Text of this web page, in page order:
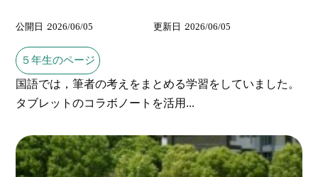
公開日 2026/06/05 更新日 2026/06/05
５年生のページ
国語では，筆者の考えをまとめる学習をしていました。
タブレットのコラボノートを活用...